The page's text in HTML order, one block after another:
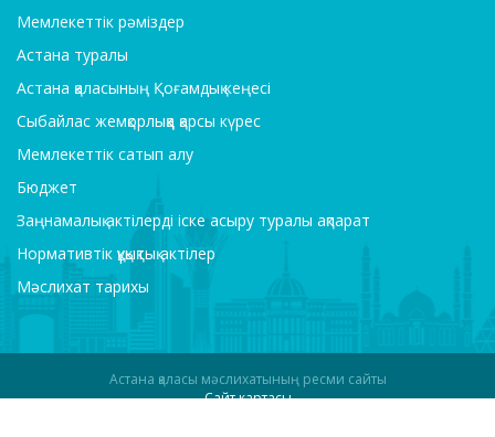
Мемлекеттік рәміздер
Астана туралы
Астана қаласының Қоғамдық кеңесі
Сыбайлас жемқорлыққа қарсы күрес
Мемлекеттік сатып алу
Бюджет
Заңнамалық актілерді іске асыру туралы ақпарат
Нормативтік құқықтық актілер
Мәслихат тарихы
Астана қаласы мәслихатының ресми сайты
Сайт картасы